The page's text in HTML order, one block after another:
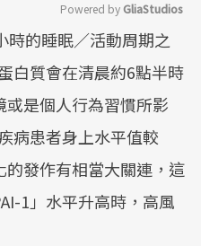
Mute
Powered by GliaStudios
時的睡眠／活動周期之
白質會在清晨約6點半時
是個人行為習慣所影
病患者身上水平值較
發作有相當大關連，這
1」水平升高時，高風